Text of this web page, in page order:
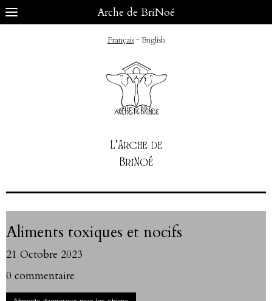
Arche de BriNoé
Français-English
Aliments toxiques et nocifs
21 Octobre 2023
0 commentaire